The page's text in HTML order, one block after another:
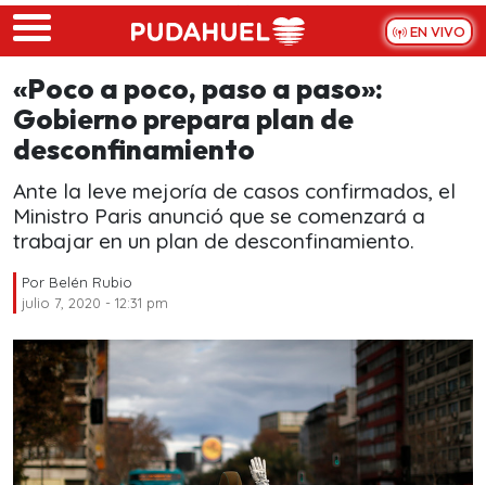
Skip to main content
EN VIVO
«Poco a poco, paso a paso»:
Gobierno prepara plan de
desconfinamiento
Ante la leve mejoría de casos confirmados, el
Ministro Paris anunció que se comenzará a
trabajar en un plan de desconfinamiento.
Por Belén Rubio
julio 7, 2020 - 12:31 pm